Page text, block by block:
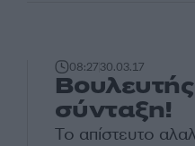
08:2730.03.17
σύνταξη!
Το απίστευτο